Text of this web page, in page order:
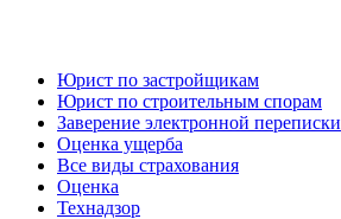
Юрист по застройщикам
Юрист по строительным спорам
Заверение электронной переписки
Оценка ущерба
Все виды страхования
Оценка
Технадзор